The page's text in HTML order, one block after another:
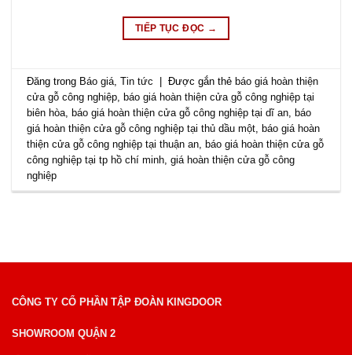
TIẾP TỤC ĐỌC →
Đăng trong Báo giá ,Tin tức Được gắn thẻ báo giá hoàn thiện
cửa gỗ công nghiệp
báo giá hoàn thiện cửa gỗ công nghiệp tại
biên hòa
báo giá hoàn thiện cửa gỗ công nghiệp tại dĩ an
báo
giá hoàn thiện cửa gỗ công nghiệp tại thủ dầu một
báo giá hoàn
thiện cửa gỗ công nghiệp tại thuận an
báo giá hoàn thiện cửa gỗ
công nghiệp tại tp hồ chí minh ,giá hoàn thiện cửa gỗ công
nghiệp
CÔNG TY CỔ PHẦN TẬP ĐOÀN KINGDOOR
SHOWROOM QUẬN 2